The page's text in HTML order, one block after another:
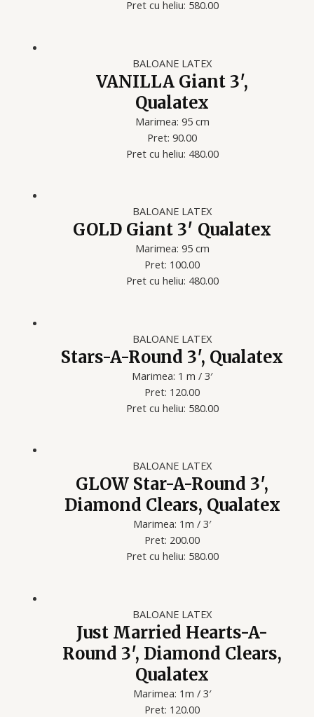
Pret cu heliu: 580.00
BALOANE LATEX
VANILLA Giant 3′,
Qualatex
Marimea: 95 cm
Pret: 90.00
Pret cu heliu: 480.00
BALOANE LATEX
GOLD Giant 3′ Qualatex
Marimea: 95 cm
Pret: 100.00
Pret cu heliu: 480.00
BALOANE LATEX
Stars-A-Round 3′, Qualatex
Marimea: 1 m / 3′
Pret: 120.00
Pret cu heliu: 580.00
BALOANE LATEX
GLOW Star-A-Round 3′,
Diamond Clears, Qualatex
Marimea: 1m / 3′
Pret: 200.00
Pret cu heliu: 580.00
BALOANE LATEX
Just Married Hearts-A-
Round 3′, Diamond Clears,
Qualatex
Marimea: 1m / 3′
Pret: 120.00